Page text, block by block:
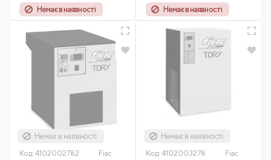
Немає в наявності Немає в наявності
Немає в наявності
Код: 4102002782 Fiac
Немає в наявності
Код: 4102003278 Fiac